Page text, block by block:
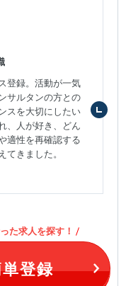
登録。活動が一気
サルタンの方との
スを大切にしたい
、人が好き、どん
適性を再確認する
きました。
た求人を探す！
登録